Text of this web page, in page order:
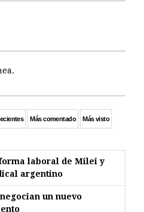
Más comentado Más visto
laboral de Milei y
argentino
un nuevo